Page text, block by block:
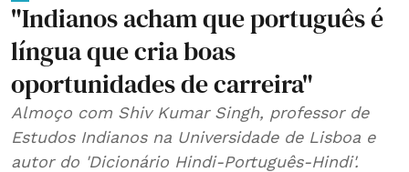
"Indianos acham que português é
língua que cria boas
oportunidades de carreira"
Almoço com Shiv Kumar Singh, professor de
Estudos Indianos na Universidade de Lisboa e
autor do 'Dicionário Hindi-Português-Hindi'.